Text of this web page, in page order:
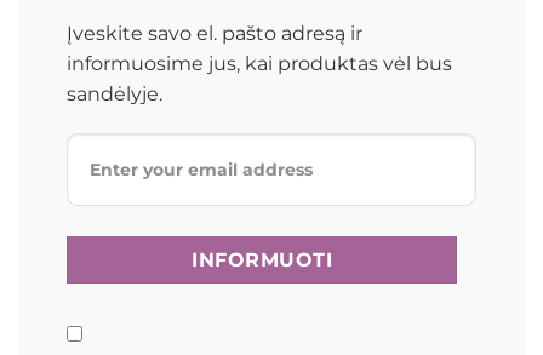
Įveskite savo el. pašto adresą ir
informuosime jus, kai produktas vėl bus
sandėlyje.